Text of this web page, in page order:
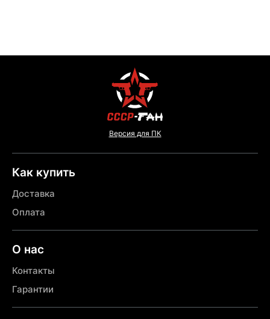
Версия для ПК
Как купить
Доставка
Оплата
О нас
Контакты
Гарантии